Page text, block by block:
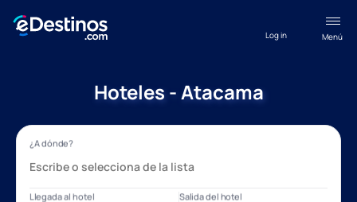
Menú
Log in
Hoteles - Atacama